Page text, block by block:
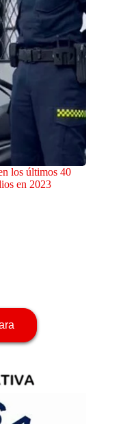
los últimos 40
en 2023